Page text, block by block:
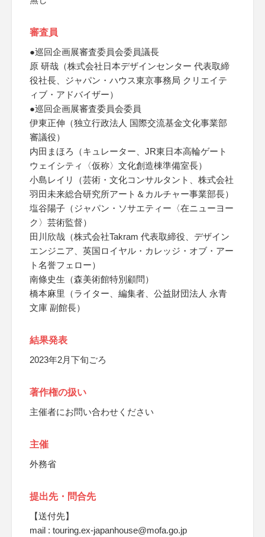
審査員
●巡回企画展審査委員会委員議長
原 研哉（株式会社日本デザインセンター 代表取締
役社長、ジャパン・ハウス東京事務局 クリエイテ
ィブ・アドバイザー）
●巡回企画展審査委員会委員
伊東正伸（独立行政法人 国際交流基金文化事業部
審議役）
内田まほろ（キュレーター、JR東日本高輪ゲート
ウェイシティ〈仮称〉文化創造棟準備室長）
小島レイリ（芸術・文化コンサルタント、株式会社
羽田未来総合研究所アート＆カルチャー事業部長）
塩谷陽子（ジャパン・ソサエティー〈在ニューヨー
ク〉芸術監督）
田川欣哉（株式会社Takram 代表取締役、デザイン
エンジニア、英国ロイヤル・カレッジ・オブ・アー
ト名誉フェロー）
南條史生（森美術館特別顧問）
橋本麻里（ライター、編集者、公益財団法人 永青
文庫 副館長）
結果発表
2023年2月下旬ごろ
著作権の扱い
主催者にお問い合わせください
主催
外務省
提出先・問合先
【送付先】
mail : touring.ex-japanhouse@mofa.go.jp